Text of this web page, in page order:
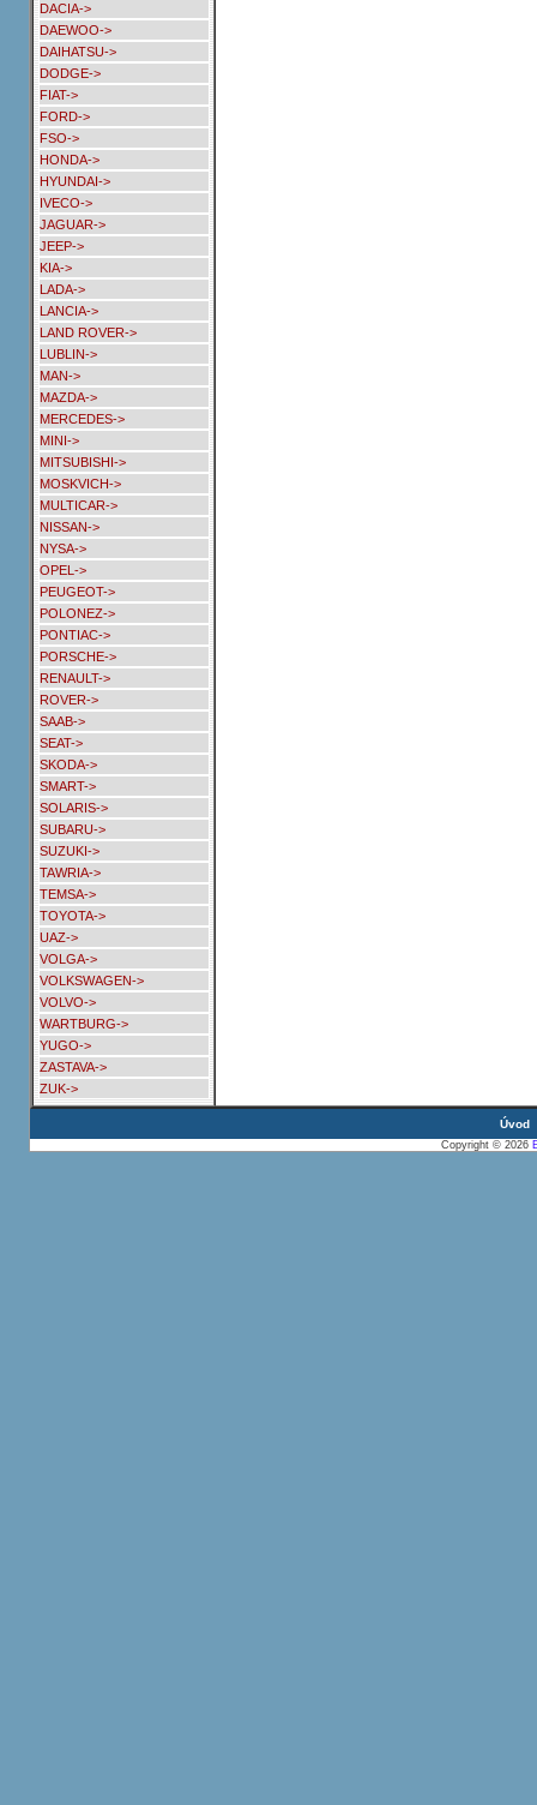
DACIA->
DAEWOO->
DAIHATSU->
DODGE->
FIAT->
FORD->
FSO->
HONDA->
HYUNDAI->
IVECO->
JAGUAR->
JEEP->
KIA->
LADA->
LANCIA->
LAND ROVER->
LUBLIN->
MAN->
MAZDA->
MERCEDES->
MINI->
MITSUBISHI->
MOSKVICH->
MULTICAR->
NISSAN->
NYSA->
OPEL->
PEUGEOT->
POLONEZ->
PONTIAC->
PORSCHE->
RENAULT->
ROVER->
SAAB->
SEAT->
SKODA->
SMART->
SOLARIS->
SUBARU->
SUZUKI->
TAWRIA->
TEMSA->
TOYOTA->
UAZ->
VOLGA->
VOLKSWAGEN->
VOLVO->
WARTBURG->
YUGO->
ZASTAVA->
ZUK->
Úvod
Copyright © 2026